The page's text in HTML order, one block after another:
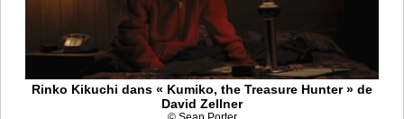
Rinko Kikuchi dans « Kumiko, the Treasure Hunter » de
David Zellner